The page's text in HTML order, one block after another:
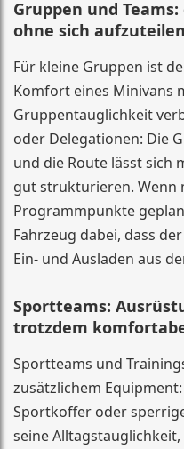
Gruppen und
ohne sich aufzuteilen
Für kleine Gruppen ist
Komfort eines Minivans
Gruppentauglichkeit
oder Delegationen: Die
und die Route lässt sich
gut strukturieren. Wenn
Programmpunkte
Fahrzeug dabei, dass
Ein- und Ausladen aus
Sportteams:
trotzdem
Sportteams und
zusätzlichem
Sportkoffer oder
seine